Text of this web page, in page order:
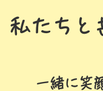
私たちと
一緒に笑